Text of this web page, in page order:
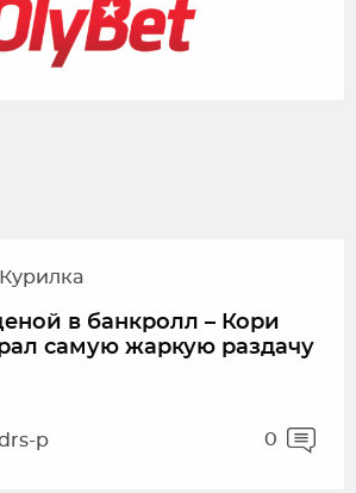
Курилка
в банкролл – Кори
самую жаркую раздачу
p 0